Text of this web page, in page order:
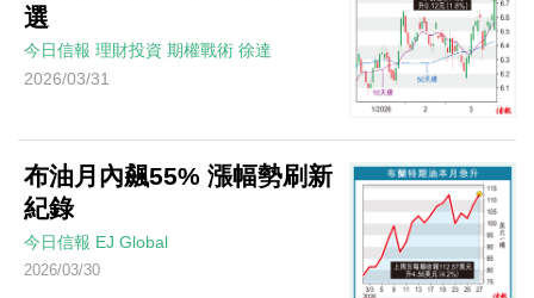
選
今日信報 理財投資 期權戰術 徐達
2026/03/31
布油月內飆55% 漲幅勢刷新
紀錄
今日信報 EJ Global
2026/03/30